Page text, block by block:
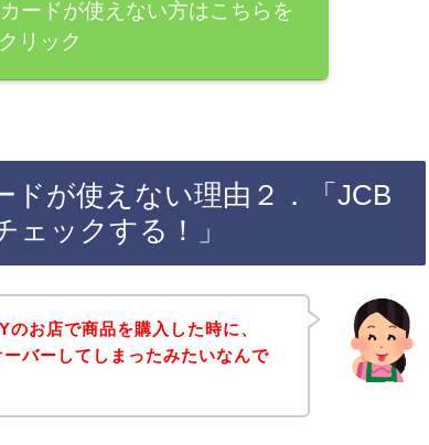
ードが使えない方はこちらを
クリック
ドが使えない理由２．「JCB
ェックする！」
お店で商品を購入した時に、
バーしてしまったみたいなんで